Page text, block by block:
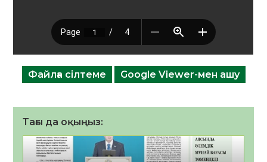
Файлға сілтеме Google Viewer-мен ашу
Тағы да оқыңыз: